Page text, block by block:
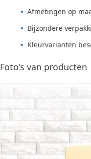
Afmetingen op
Bijzondere
Kleurvarianten
Foto's van producten